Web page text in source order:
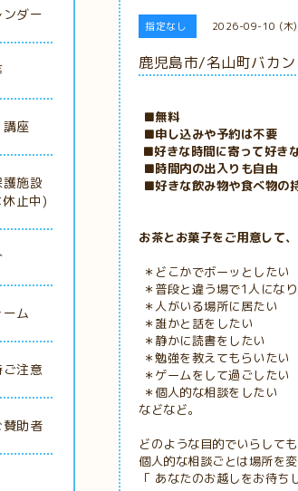
指定なし 2026-09-10 (木
鹿児島市/名山町バカ
■無料
■申し込みや予約は不要
■好きな時間に寄って好き
■時間内の出入りも自由
■好きな飲み物や食べ物の
お茶とお菓子をご用意して
＊どこかでボーッとしたい
＊普段と違う場で1人にな
＊人がいる場所に居たい
＊誰かと話をしたい
＊静かに読書をしたい
＊勉強を教えてもらいたい
＊ゲームをして過ごしたい
＊個人的な相談をしたい
などなど。
どのような目的でいらして
個人的な相談ごとは場所を
「 あなたのお越しをお待ち
ダー
座
施設
止中)
ム
注意
賛助者